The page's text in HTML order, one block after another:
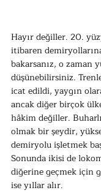
Hayır değiller. 20.
itibaren
bakarsanız, o zaman
düşünebilirsiniz.
icat edildi, yaygın
ancak diğer birçok
hâkim değiller.
olmak bir şeydir,
demiryolu işletmek
Sonunda ikisi de
diğerine geçmek için
ise yıllar alır.